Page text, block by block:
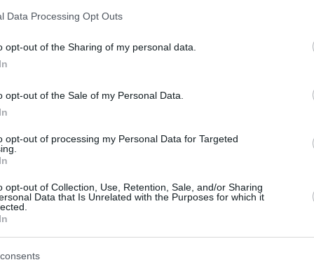
Data Processing Opt Outs
opt-out of the Sharing of my personal data.
opt-out of the Sale of my Personal Data.
opt-out of processing my Personal Data for Targeted
opt-out of Collection, Use, Retention, Sale, and/or Sharing
Data that Is Unrelated with the Purposes for which it
χώρες να δείξουν «τη μέγιστη αυτοσυγκράτηση».
250.000 πιστοί (Videos&Photos)
179 σπίτια
και του Πρίγκιπα Αντριους
Lykavitos.gr στο Google News
όλες τις ειδήσεις